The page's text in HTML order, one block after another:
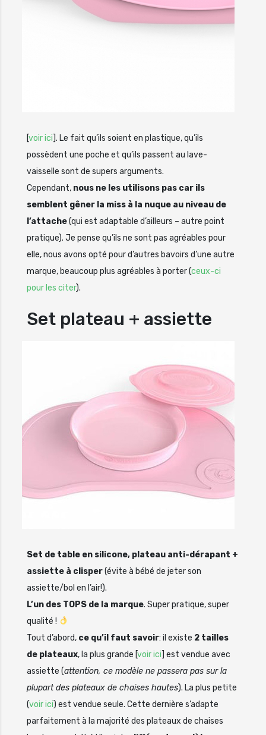
[voir ici]. Le fait qu’ils soient en plastique, qu’ils
possèdent une poche et qu’ils passent au lave-
vaisselle sont de supers arguments.
Cependant, nous ne les utilisons pas car ils
semblent gêner la miss à la nuque au niveau de
l’attache(qui est adaptable d’ailleurs – autre point
pratique). Je pense qu’ils ne sont pas agréables pour
elle, nous avons opté pour d’autres bavoirs d’une autre
marque, beaucoup plus agréables à porter (ceux-ci
pour les citer).
Set plateau + assiette
Set de table en silicone, plateau anti-dérapant +
assiette à clisper(évite à bébé de jeter son
assiette/bol en l’air!).
L’un des TOPS de la marque. Super pratique, super
qualité !
Tout d’abord, ce qu’il faut savoir: il existe 2 tailles
de plateaux, la plus grande [voir ici] est vendue avec
assiette (attention, ce modèle ne passera pas sur la
plupart des plateaux de chaises hautes). La plus petite
(voir ici) est vendue seule. Cette dernière s’adapte
parfaitement à la majorité des plateaux de chaises